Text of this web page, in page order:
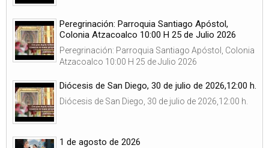
Peregrinación: Parroquia Santiago Apóstol,
Colonia Atzacoalco 10:00 H 25 de Julio 2026
Peregrinación: Parroquia Santiago Apóstol, Colonia
Atzacoalco 10:00 H 25 de Julio 2026
Diócesis de San Diego, 30 de julio de 2026,12:00 h.
Diócesis de San Diego, 30 de julio de 2026,12:00 h.
1 de agosto de 2026